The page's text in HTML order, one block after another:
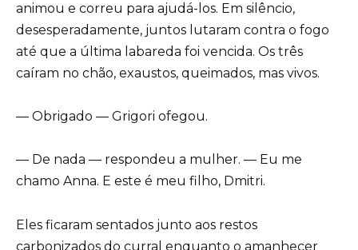
animou e correu para ajudá-los. Em silêncio,
desesperadamente, juntos lutaram contra o fogo
até que a última labareda foi vencida. Os três
caíram no chão, exaustos, queimados, mas vivos.
— Obrigado — Grigori ofegou.
— De nada — respondeu a mulher. — Eu me
chamo Anna. E este é meu filho, Dmitri.
Eles ficaram sentados junto aos restos
carbonizados do curral enquanto o amanhecer